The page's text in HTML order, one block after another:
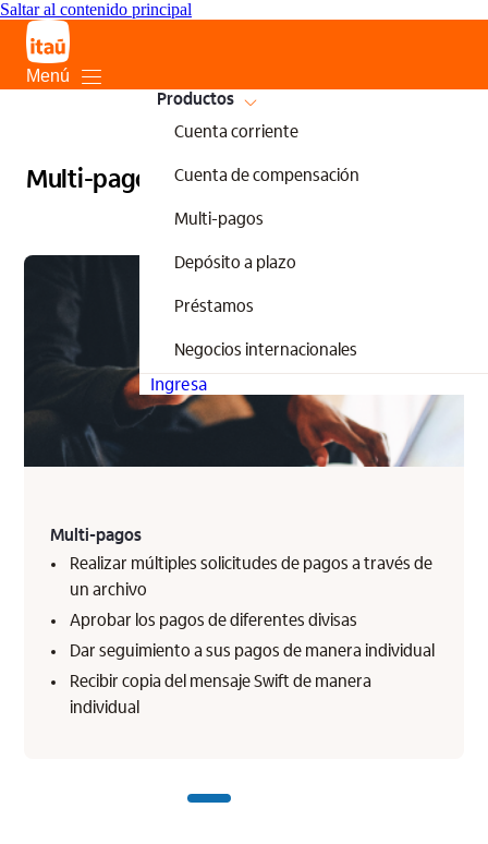
Saltar al contenido principal
Menú
Productos
Cuenta corriente
Cuenta de compensación
Multi-pagos
Depósito a plazo
Préstamos
Negocios internacionales
Ingresa
Multi-pagos
Multi-pagos
Realizar múltiples solicitudes de pagos a través de
un archivo​
Aprobar los pagos de diferentes divisas
Dar seguimiento a sus pagos de manera individual
Recibir copia del mensaje Swift de manera
individual